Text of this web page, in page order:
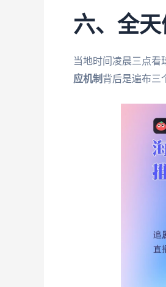
六、全
当地时间凌晨三点看
应机制 背后是遍布三